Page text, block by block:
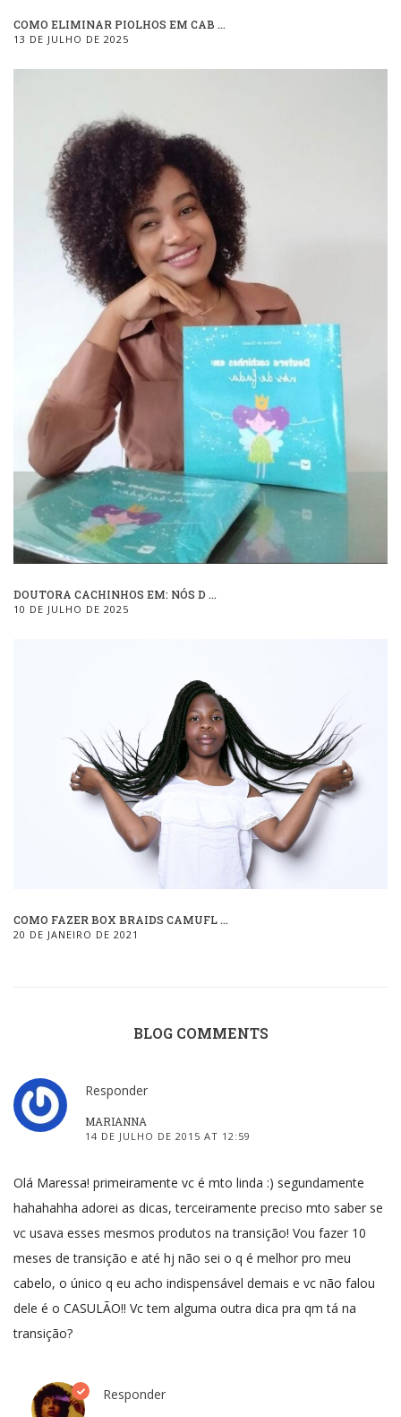
COMO ELIMINAR PIOLHOS EM CAB ...
13 DE JULHO DE 2025
DOUTORA CACHINHOS EM: NÓS D ...
10 DE JULHO DE 2025
COMO FAZER BOX BRAIDS CAMUFL ...
20 DE JANEIRO DE 2021
BLOG COMMENTS
Responder
MARIANNA
14 DE JULHO DE 2015 AT 12:59
Olá Maressa! primeiramente vc é mto linda :) segundamente
hahahahha adorei as dicas, terceiramente preciso mto saber se
vc usava esses mesmos produtos na transição! Vou fazer 10
meses de transição e até hj não sei o q é melhor pro meu
cabelo, o único q eu acho indispensável demais e vc não falou
dele é o CASULÃO!! Vc tem alguma outra dica pra qm tá na
transição?
Responder